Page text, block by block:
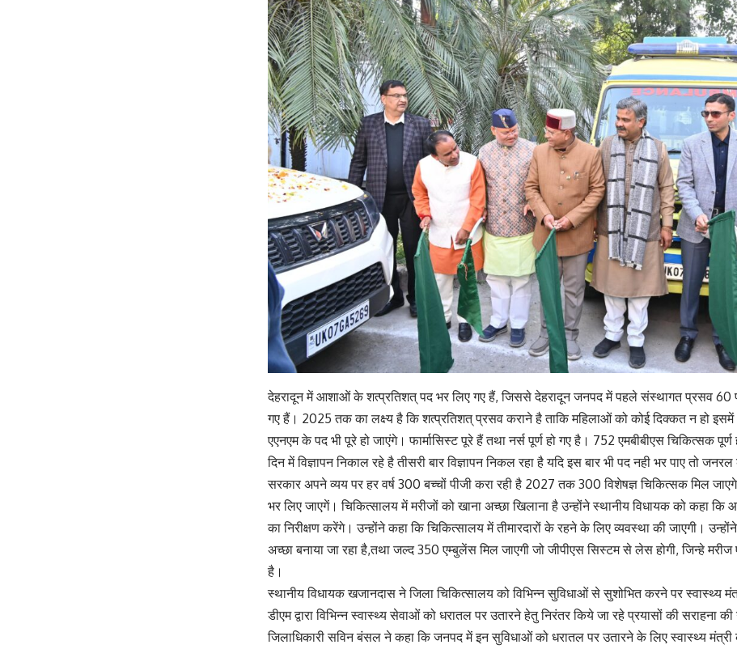
देहरादून में आशाओं के शत्प्रतिशत् पद भर लिए गए हैं, जिससे देहरादून जनपद में पहले संस्थागत प्रसव 60
गए हैं। 2025 तक का लक्ष्य है कि शत्प्रतिशत् प्रसव कराने है ताकि महिलाओं को कोई दिक्कत न हो
एएनएम के पद भी पूरे हो जाएंगे। फार्मासिस्ट पूरे हैं तथा नर्स पूर्ण हो गए है। 752 एमबीबीएस चिकित्सक
दिन में विज्ञापन निकाल रहे है तीसरी बार विज्ञापन निकल रहा है यदि इस बार भी पद नही भर पाए तो जनरल
सरकार अपने व्यय पर हर वर्ष 300 बच्चों पीजी करा रही है 2027 तक 300 विशेषज्ञ चिकित्सक मिल
भर लिए जाएगें। चिकित्सालय में मरीजों को खाना अच्छा खिलाना है उन्होंने स्थानीय विधायक को कहा
का निरीक्षण करेंगे। उन्होंने कहा कि चिकित्सालय में तीमारदारों के रहने के लिए व्यवस्था की जाएगी।
अच्छा बनाया जा रहा है,तथा जल्द 350 एम्बुलेंस मिल जाएगी जो जीपीएस सिस्टम से लेस होगी, जिन्हे
है।
स्थानीय विधायक खजानदास ने जिला चिकित्सालय को विभिन्न सुविधाओं से सुशोभित करने पर स्वास्थ्य
डीएम द्वारा विभिन्न स्वास्थ्य सेवाओं को धरातल पर उतारने हेतु निरंतर किये जा रहे प्रयासों की सराहना की
जिलाधिकारी सविन बंसल ने कहा कि जनपद में इन सुविधाओं को धरातल पर उतारने के लिए स्वास्थ्य मंत्री